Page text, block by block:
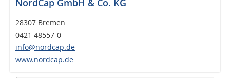
NordCap GmbH & Co. KG
28307 Bremen
0421 48557-0
info@nordcap.de
www.nordcap.de